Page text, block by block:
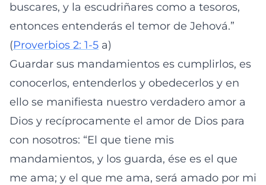
buscares, y la escudriñares como a tesoros,
entonces entenderás el temor de Jehová.”
(Proverbios 2: 1-5 a)
Guardar sus mandamientos es cumplirlos, es
conocerlos, entenderlos y obedecerlos y en
ello se manifiesta nuestro verdadero amor a
Dios y recíprocamente el amor de Dios para
con nosotros: “El que tiene mis
mandamientos, y los guarda, ése es el que
me ama; y el que me ama, será amado por mi